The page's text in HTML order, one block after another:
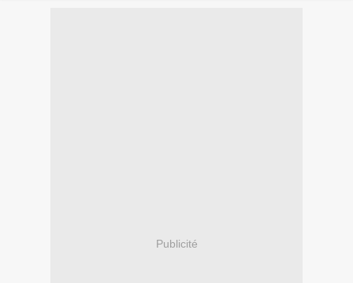
Publicité